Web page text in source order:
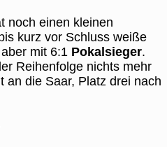
noch einen kleinen
kurz vor Schluss weiße
mit 6:1 Pokalsieger.
Reihenfolge nichts mehr
an die Saar, Platz drei nach